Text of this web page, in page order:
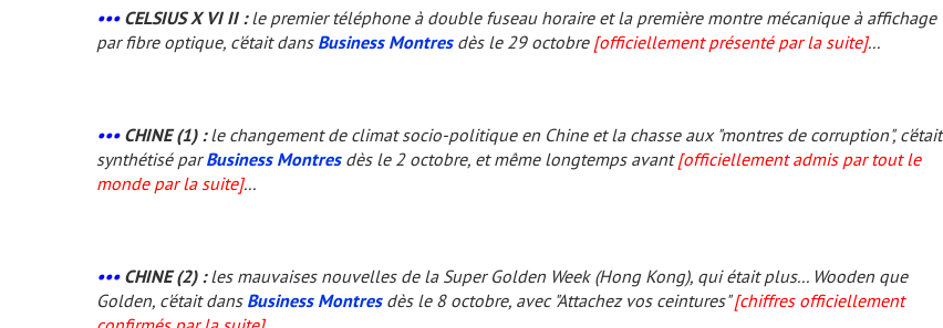
•••CELSIUS X VI II :le premier téléphone à double fuseau horaire et la première montre mécanique à affichage
par fibre optique, c'était dans Business Montresdès le 29 octobre [officiellement présenté par la suite]...
•••CHINE (1) :le changement de climat socio-politique en Chine et la chasse aux "montres de corruption", c'était
synthétisé parBusiness Montresdès le 2 octobre, et même longtemps avant[officiellement admis par tout le
monde par la suite]...
•••CHINE (2) :les mauvaises nouvelles de la Super Golden Week (Hong Kong), qui était plus... Wooden que
Golden, c'était dans Business Montresdès le 8 octobre, avec "Attachez vos ceintures"[chiffres officiellement